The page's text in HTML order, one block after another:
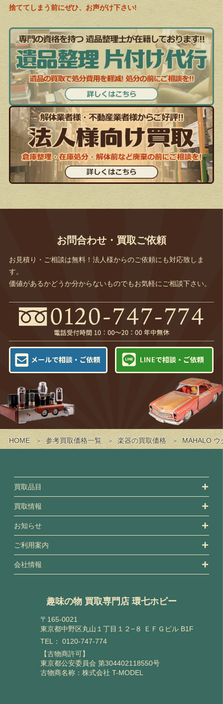
HOME 参考買取価格一覧 楽器の買取価格 MAHALO ウ
捨ててしまう前にぜひ、お声がけ下さい!
お問合わせ・買取ご依頼
お見積り・ご相談は無料！法人様からのご依頼にも対応致しま
す。
価値があるかどうか分からないものでもお気軽にご相談下さい。
買取品目
買取情報
お知らせ
ご利用案内
会社情報
趣味の物 買取専門店 環七ホビー
〒165-0021
東京都中野区丸山１丁目１２−８ ＥＦＧビル B1F
TEL： 0120-747-774
【古物商許可】
東京都公安委員会 第304402118550号
古物商名称：株式会社 T-MODEL